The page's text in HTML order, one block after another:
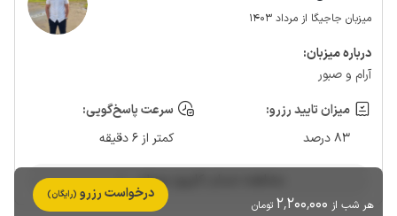
میزبان جاجیگا از مرداد 1403
درباره‌ میزبان:
آرام و صبور
میزان تایید رزرو:
83 درصد
سرعت پاسخ‌گویی:
کمتر از 6 دقیقه
مشاهده حساب کاربری میزبان
هر شب از 2٬200٬000 تومان
درخواست رزرو (رایگان)